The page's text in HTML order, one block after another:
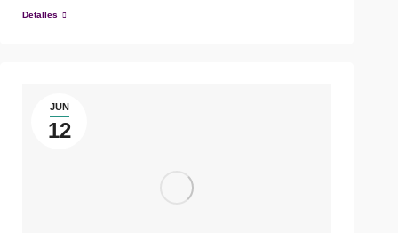
Detalles
JUN
12